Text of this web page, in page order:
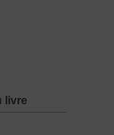
livre